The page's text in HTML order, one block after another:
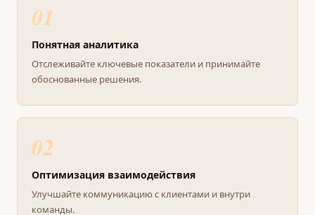
01
Понятная аналитика
Отслеживайте ключевые показатели и принимайте
обоснованные решения.
02
Оптимизация взаимодействия
Улучшайте коммуникацию с клиентами и внутри
команды.